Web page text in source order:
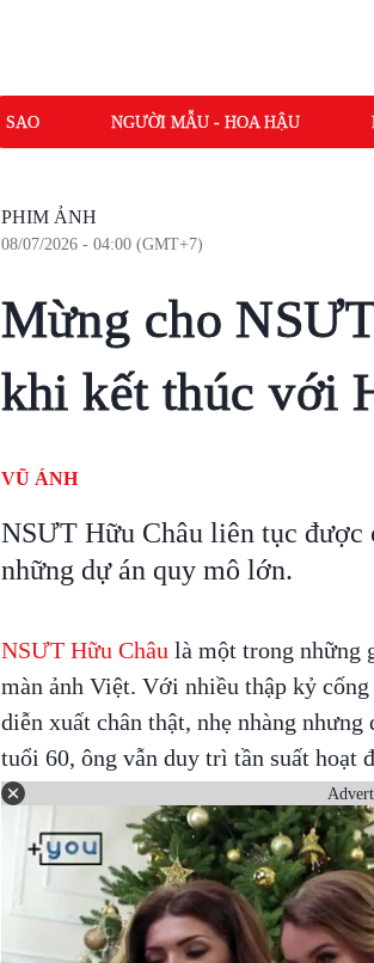
SAO NGƯỜI MẪU - HOA HẬU
PHIM ẢNH
08/07/2026 - 04:00 (GMT+7)
Mừng cho
khi kết thúc với
VŨ ÁNH
NSƯT Hữu Châu liên tục được
những dự án quy mô lớn.
NSƯT Hữu Châu là một trong những
màn ảnh Việt. Với nhiều thập kỷ
diễn xuất chân thật, nhẹ nhàng
tuổi 60, ông vẫn duy trì tần suất hoạt